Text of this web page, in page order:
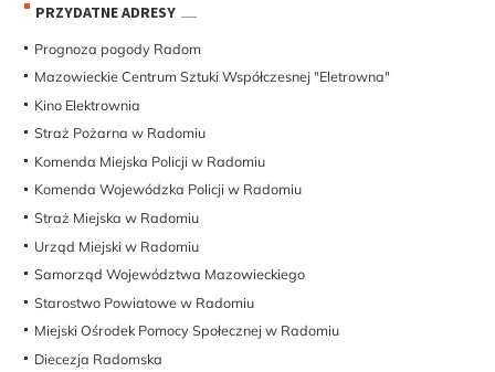
PRZYDATNE ADRESY
Prognoza pogody Radom
Mazowieckie Centrum Sztuki Współczesnej "Eletrowna"
Kino Elektrownia
Straż Pożarna w Radomiu
Komenda Miejska Policji w Radomiu
Komenda Wojewódzka Policji w Radomiu
Straż Miejska w Radomiu
Urząd Miejski w Radomiu
Samorząd Województwa Mazowieckiego
Starostwo Powiatowe w Radomiu
Miejski Ośrodek Pomocy Społecznej w Radomiu
Diecezja Radomska